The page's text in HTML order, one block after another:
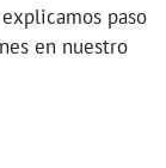
paso
en nuestro